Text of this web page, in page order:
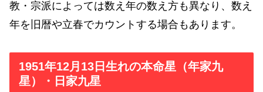
教・宗派によっては数え年の数え方も異なり、数え
年を旧暦や立春でカウントする場合もあります。
1951年12月13日生れの本命星（年家九
星）・日家九星